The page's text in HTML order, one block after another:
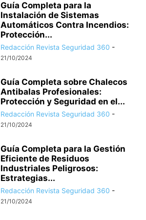
Guía Completa para la
Instalación de Sistemas
Automáticos Contra Incendios:
Protección...
Redacción Revista Seguridad 360 -
21/10/2024
Guía Completa sobre Chalecos
Antibalas Profesionales:
Protección y Seguridad en el...
Redacción Revista Seguridad 360 -
21/10/2024
Guía Completa para la Gestión
Eficiente de Residuos
Industriales Peligrosos:
Estrategias...
Redacción Revista Seguridad 360 -
21/10/2024